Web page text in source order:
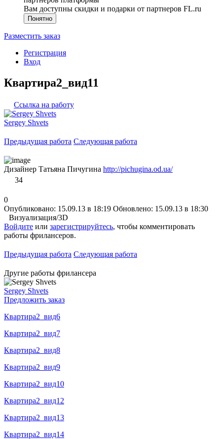
Вам доступны скидки и подарки от партнеров FL.ru
Понятно
Разместить заказ
Регистрация
Вход
Квартира2_вид11
Ссылка на работу
Sergey Shvets
Предыдущая работа Следующая работа
Дизайнер Татьяна Пичугина http://pichugina.od.ua/
34
0
Опубликовано: 15.09.13 в 18:19 Обновлено: 15.09.13 в 18:30
Визуализация/3D
Войдите или зарегистрируйтесь, чтобы комментировать
работы фрилансеров.
Предыдущая работа Следующая работа
Другие работы фрилансера
Sergey Shvets
Предложить заказ
Квартира2_вид6
Квартира2_вид7
Квартира2_вид8
Квартира2_вид9
Квартира2_вид10
Квартира2_вид12
Квартира2_вид13
Квартира2_вид14